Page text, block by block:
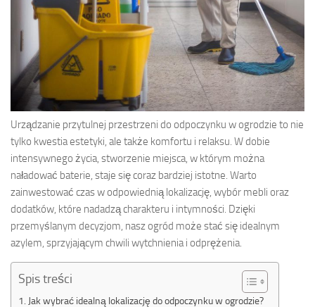
Urządzanie przytulnej przestrzeni do odpoczynku w ogrodzie to nie
tylko kwestia estetyki, ale także komfortu i relaksu. W dobie
intensywnego życia, stworzenie miejsca, w którym można
naładować baterie, staje się coraz bardziej istotne. Warto
zainwestować czas w odpowiednią lokalizację, wybór mebli oraz
dodatków, które nadadzą charakteru i intymności. Dzięki
przemyślanym decyzjom, nasz ogród może stać się idealnym
azylem, sprzyjającym chwili wytchnienia i odprężenia.
Spis treści
Jak wybrać idealną lokalizację do odpoczynku w ogrodzie?